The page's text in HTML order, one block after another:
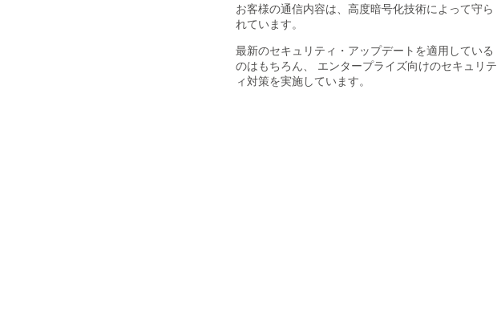
お客様の通信内容は、高度暗号化技術によって守ら
れています。
最新のセキュリティ・アップデートを適用している
のはもちろん、 エンタープライズ向けのセキュリテ
ィ対策を実施しています。